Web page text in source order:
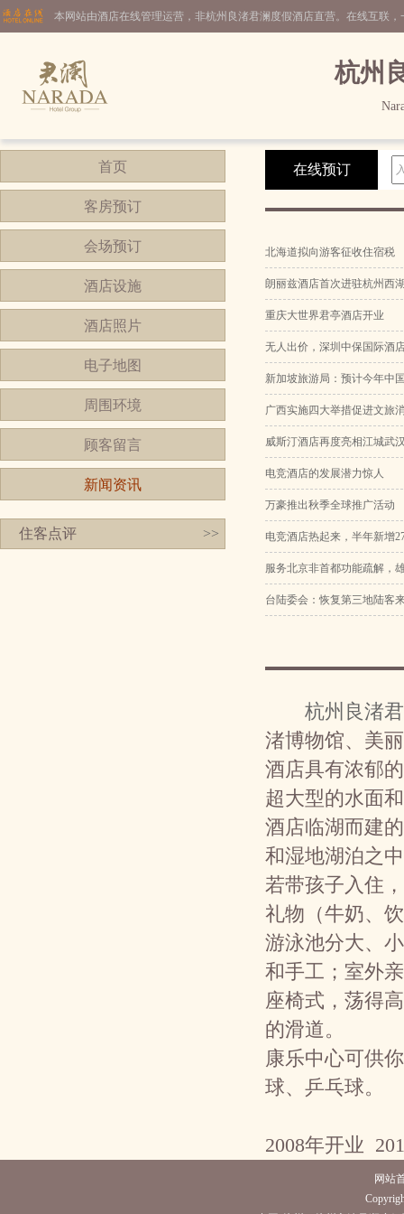
本网站由酒店在线管理运营，非杭州良渚君澜度假酒店直营。在线互联
杭州
首页
客房预订
会场预订
酒店设施
酒店照片
电子地图
周围环境
顾客留言
新闻资讯
住客点评 >>
在线预订
北海道拟向游客征收住宿税
朗丽兹酒店首次进驻杭州西
重庆大世界君亭酒店开业
无人出价，深圳中保国际酒
新加坡旅游局：预计今年中
广西实施四大举措促进文旅
威斯汀酒店再度亮相江城武
电竞酒店的发展潜力惊人
万豪推出秋季全球推广活动
电竞酒店热起来，半年新增
服务北京非首都功能疏解，
台陆委会：恢复第三地陆客
杭州良渚
渚博物馆、
酒店具有浓郁
超大型的水
酒店临湖而建
和湿地湖泊之
若带孩子入住
礼物（牛奶、
游泳池分大、
和手工；室外
座椅式，荡得
的滑道。
康乐中心可供
球、乒乓球。
2008年开业
网站